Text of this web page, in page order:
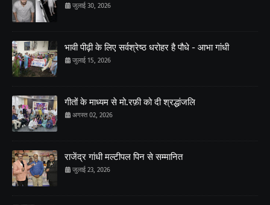
जुलाई 30, 2026
भावी पीढ़ी के लिए सर्वश्रेष्ठ धरोहर है पौधे - आभा गांधी
जुलाई 15, 2026
गीतों के माध्यम से मो.रफ़ी को दी श्रद्धांजलि
अगस्त 02, 2026
राजेंद्र गांधी मल्टीपल पिन से सम्मानित
जुलाई 23, 2026